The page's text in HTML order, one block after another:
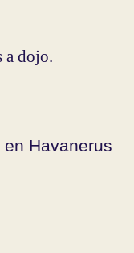
a dojo.
en Havanerus